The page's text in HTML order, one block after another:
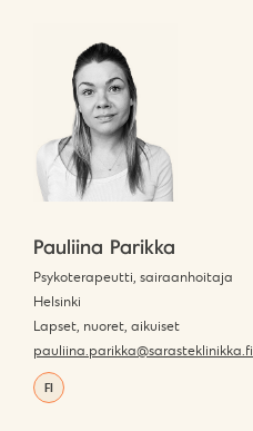
Pauliina Parikka
Psykoterapeutti, sairaanhoitaja
Helsinki
Lapset, nuoret, aikuiset
pauliina.parikka@sarasteklinikka.fi
FI